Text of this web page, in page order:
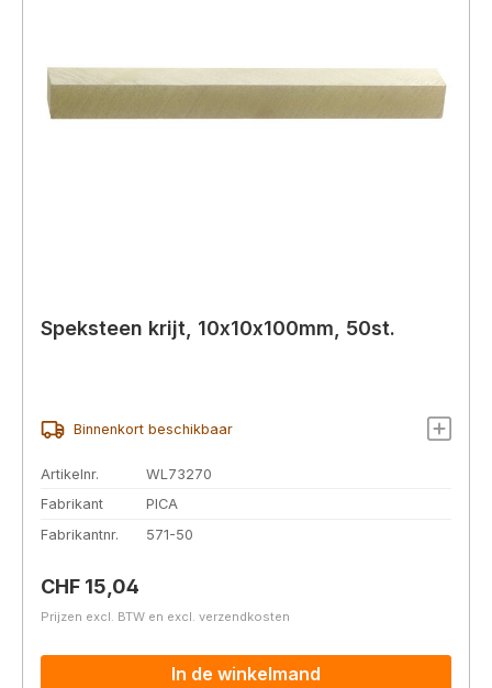
Speksteen krijt, 10x10x100mm, 50st.
Binnenkort beschikbaar
Artikelnr.
WL73270
Fabrikant
PICA
Fabrikantnr.
571-50
Normale prijs:
CHF 15,04
Prijzen excl. BTW en excl. verzendkosten
In de winkelmand